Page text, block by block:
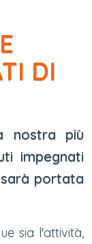
DI
nostra più
impegnati
portata
sia l'attività,